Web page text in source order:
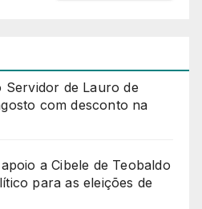
Servidor de Lauro de
com desconto na
a Cibele de Teobaldo
para as eleições de